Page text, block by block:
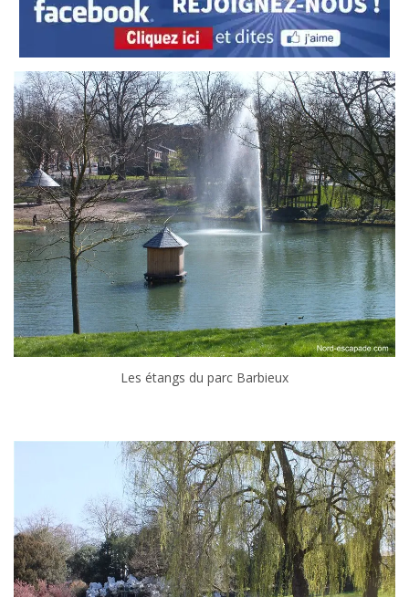
Les étangs du parc Barbieux